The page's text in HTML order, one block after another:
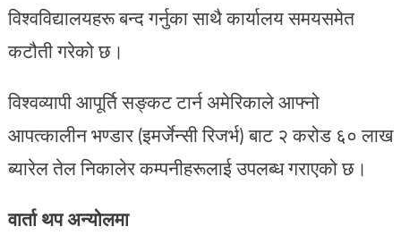
विश्वविद्यालयहरू बन्द गर्नुका साथै कार्यालय समयसमेत
कटौती गरेको छ।
विश्वव्यापी आपूर्ति सङ्कट टार्न अमेरिकाले आफ्नो
आपत्कालीन भण्डार (इमर्जेन्सी रिजर्भ) बाट २ करोड ६० लाख
ब्यारेल तेल निकालेर कम्पनीहरूलाई उपलब्ध गराएको छ।
वार्ता थप अन्योलमा